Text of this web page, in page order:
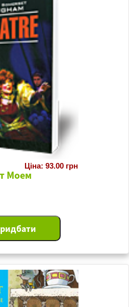
Моем
Ціна: 93.00 грн